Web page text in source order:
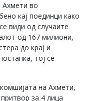
Ахмети во
кај поединци како
види од случаите
од 167 милиони,
до крај и
тој се
на Ахмети,
за 4 лица